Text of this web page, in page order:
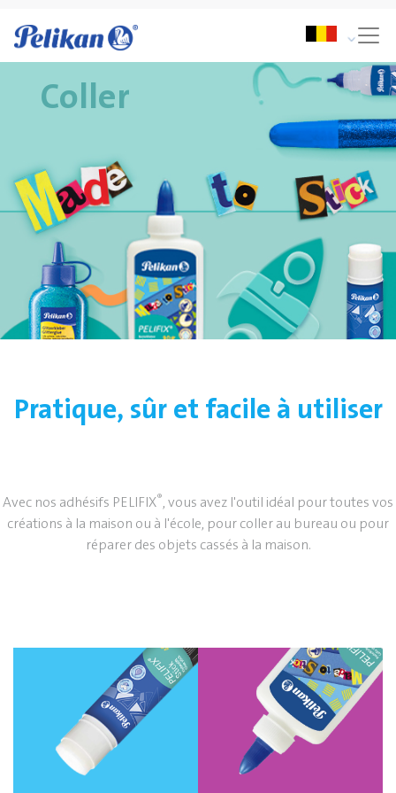
Coller
Pratique, sûr et facile à utiliser
Avec nos adhésifs PELIFIX® , vous avez l'outil idéal pour toutes vos
créations à la maison ou à l'école, pour coller au bureau ou pour
réparer des objets cassés à la maison.